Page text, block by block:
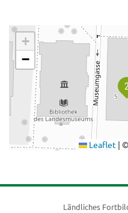
+
−
Leaflet | ©
Ländliches